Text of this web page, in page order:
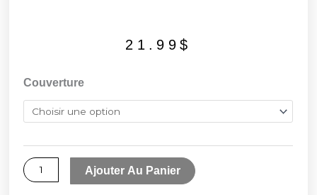
21.99$
Couverture
quantité
de
Guide
2026,
L'agenda
des
Ajouter Au Panier